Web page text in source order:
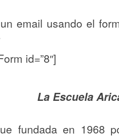
email usando el
id=”8″]
La Escuela
fundada en 1968